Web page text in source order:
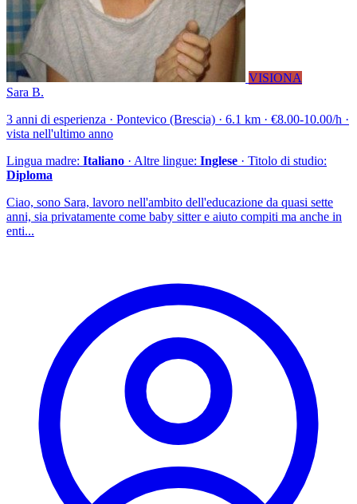
VISIONA
Sara B.
3 anni di esperienza · Pontevico (Brescia) · 6.1 km · €8.00-10.00/h ·
vista nell'ultimo anno
Lingua madre: Italiano · Altre lingue: Inglese · Titolo di studio:
Diploma
Ciao, sono Sara, lavoro nell'ambito dell'educazione da quasi sette
anni, sia privatamente come baby sitter e aiuto compiti ma anche in
enti...